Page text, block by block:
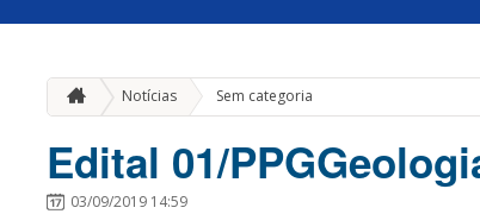
Notícias Sem categoria
Edital 01/
03/09/2019 14:59